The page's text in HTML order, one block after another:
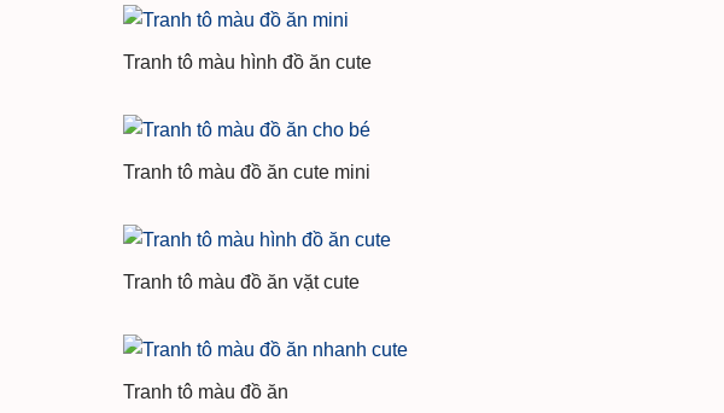
Tranh tô màu hình đồ ăn cute
Tranh tô màu đồ ăn cute mini
Tranh tô màu đồ ăn vặt cute
Tranh tô màu đồ ăn